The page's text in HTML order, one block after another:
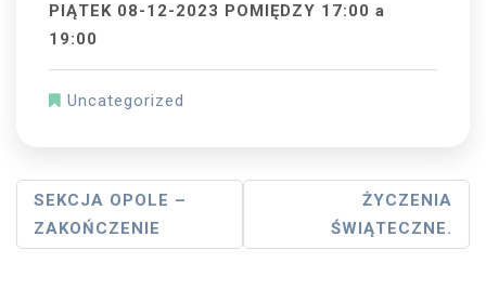
PIĄTEK 08-12-2023 POMIĘDZY 17:00 a
19:00
Uncategorized
Post
Navigation
SEKCJA OPOLE –
ZAKOŃCZENIE
ŻYCZENIA
ŚWIĄTECZNE.